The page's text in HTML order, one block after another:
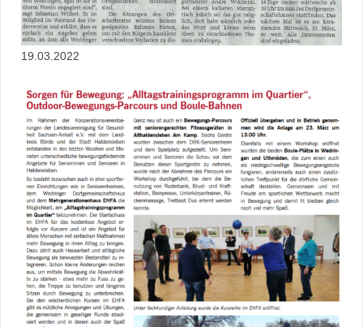
19.03.2022